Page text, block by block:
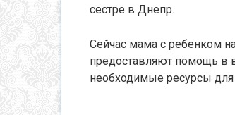
сестре в Днепр.
Сейчас мама с ребенком
предоставляют помощь в
необходимые ресурсы